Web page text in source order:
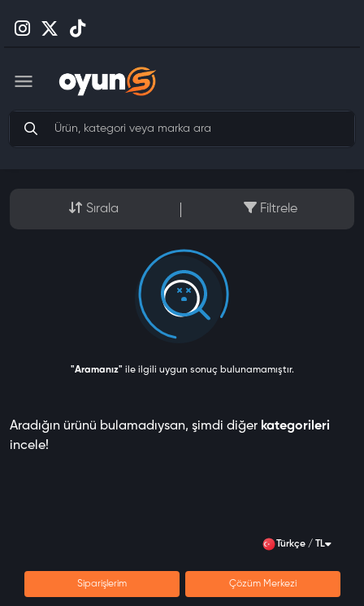
Sırala Filtrele
"Aramanız" ile ilgili uygun sonuç bulunamamıştır.
Aradığın ürünü bulamadıysan, şimdi diğer kategorileri
incele!
Türkçe / TL
Siparişlerim Çözüm Merkezi